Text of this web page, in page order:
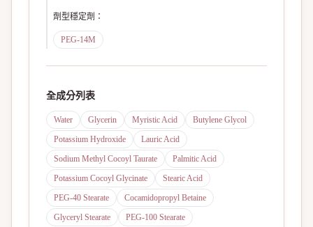
劑型穩定劑 ：
PEG-14M
全成分列表
Water Glycerin Myristic Acid
Butylene Glycol
Potassium Hydroxide
Lauric Acid
Sodium Methyl Cocoyl Taurate
Palmitic Acid
Potassium Cocoyl Glycinate
Stearic Acid
PEG-40 Stearate
Cocamidopropyl Betaine
Glyceryl Stearate
PEG-100 Stearate